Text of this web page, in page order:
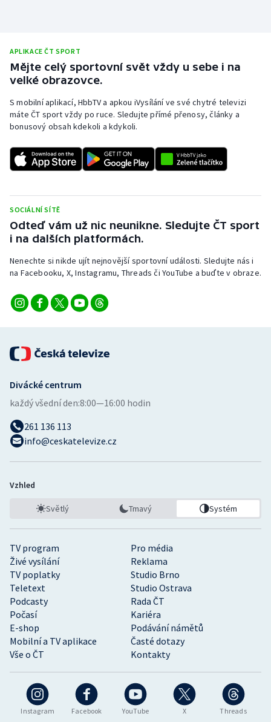
APLIKACE ČT SPORT
Mějte celý sportovní svět vždy u sebe i na
velké obrazovce.
S mobilní aplikací, HbbTV a apkou iVysílání ve své chytré televizi
máte ČT sport vždy po ruce. Sledujte přímé přenosy, články a
bonusový obsah kdekoli a kdykoli.
SOCIÁLNÍ SÍTĚ
Odteď vám už nic neunikne. Sledujte ČT sport
i na dalších platformách.
Nenechte si nikde ujít nejnovější sportovní události. Sledujte nás i
na Facebooku, X, Instagramu, Threads či YouTube a buďte v obraze.
Instagram Facebook YouTube X Threads
TV program
Pro média
Živé vysílání
Reklama
TV poplatky
Studio Brno
Teletext
Studio Ostrava
Podcasty
Rada ČT
Počasí
Kariéra
E-shop
Podávání námětů
Mobilní a TV aplikace
Časté dotazy
Vše o ČT
Kontakty
Divácké centrum
každý všední den:8:00—16:00 hodin
261 136 113
info@ceskatelevize.cz
Vzhled
Světlý Tmavý Systém